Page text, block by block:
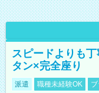
スピードよりも
タン×完全座り
派遣 職種未経験OK